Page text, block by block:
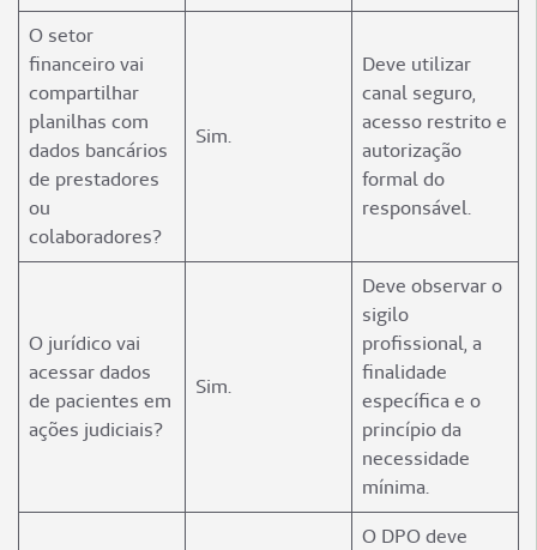
O setor
financeiro vai
compartilhar
planilhas com
dados bancários
de prestadores
ou
colaboradores?
Sim.
Deve utilizar
canal seguro,
acesso restrito e
autorização
formal do
responsável.
O jurídico vai
acessar dados
de pacientes em
ações judiciais?
Sim.
Deve observar o
sigilo
profissional, a
finalidade
específica e o
princípio da
necessidade
mínima.
O DPO deve